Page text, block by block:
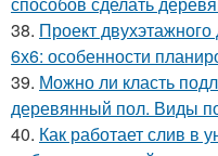
38. Проект
6х6: особенности
39. Можно ли класть
деревянный пол. Виды
40. Как работает слив в